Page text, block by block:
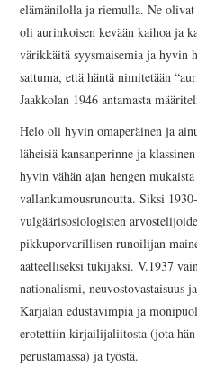
elämänilolla ja riemulla. Ne
oli aurinkoisen kevään kaihoa ja
värikkäitä syysmaisemia ja
sattuma, että häntä nimitetään
Jaakkolan 1946 antamasta
Helo oli hyvin omaperäinen ja
läheisiä kansanperinne ja
hyvin vähän ajan hengen
vallankumousrunoutta. Siksi
vulgäärisosiologisten
pikkuporvarillisen runoilijan
aatteelliseksi tukijaksi. V.1937
nationalismi, neuvostovastaisuus
Karjalan edustavimpia ja
erotettiin kirjailijaliitosta (jota
perustamassa) ja työstä.